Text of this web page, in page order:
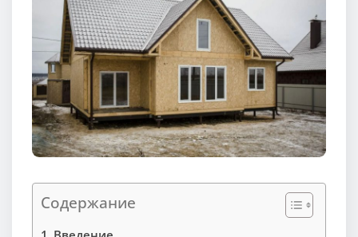
Содержание